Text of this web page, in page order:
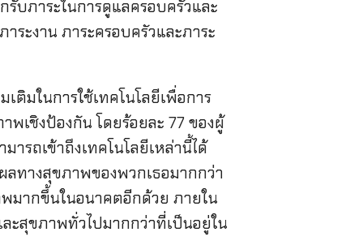
บภาระในการดูแลครอบครัวและ
ระงาน ภาระครอบครัวและภาระ
ติมในการใช้เทคโนโลยีเพื่อการ
เชิงป้องกัน โดยร้อยละ 77 ของผู้
รถเข้าถึงเทคโนโลยีเหล่านี้ได้
ลทางสุขภาพของพวกเธอมากกว่า
มากขึ้นในอนาคตอีกด้วย ภายใน
ะสุขภาพทั่วไปมากกว่าที่เป็นอยู่ใน